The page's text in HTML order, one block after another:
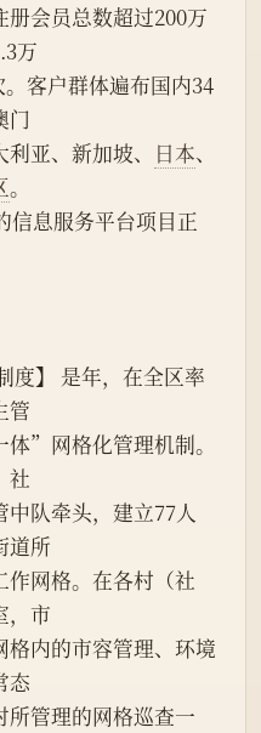
会员总数超过200万
万
客户群体遍布国内34
门
亚、新加坡、
日本、
。
信息服务平台项目正
度】 是年，在全区率
管
”网格化管理机制。
社
队牵头，建立77人
道所
作网格。在各村（社
，市
内的市容管理、环境
态
管理的网格巡查一